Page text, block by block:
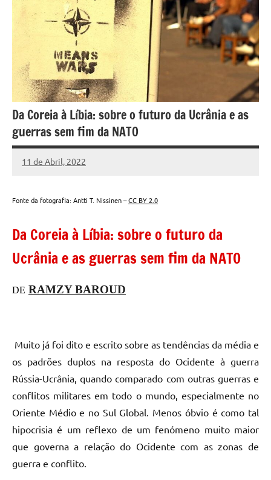
Da Coreia à Líbia: sobre o futuro da Ucrânia e as
guerras sem fim da NATO
11 de Abril, 2022
Miguel
Fonte da fotografia: Antti T. Nissinen –CC BY 2.0
Da Coreia à Líbia: sobre o futuro da
Ucrânia e as guerras sem fim da NATO
DE RAMZY BAROUD
Muito já foi dito e escrito sobre as tendências da média e
os padrões duplos na resposta do Ocidente à guerra
Rússia-Ucrânia, quando comparado com outras guerras e
conflitos militares em todo o mundo, especialmente no
Oriente Médio e no Sul Global. Menos óbvio é como tal
hipocrisia é um reflexo de um fenómeno muito maior
que governa a relação do Ocidente com as zonas de
guerra e conflito.